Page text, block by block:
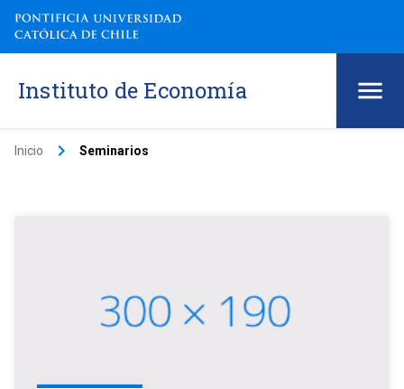
Instituto de Economía
Inicio keyboard_arrow_right Seminarios